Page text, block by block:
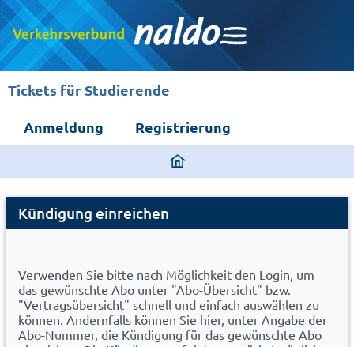
Tickets für Studierende
Anmeldung
Registrierung
ding
home
page
Cancel
Abo
Kündigung einreichen
Verwenden Sie bitte nach Möglichkeit den Login, um
das gewünschte Abo unter "Abo-Übersicht" bzw.
"Vertragsübersicht" schnell und einfach auswählen zu
können. Andernfalls können Sie hier, unter Angabe der
Abo-Nummer, die Kündigung für das gewünschte Abo